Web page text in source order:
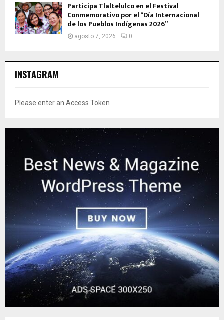
Participa Tlaltelulco en el Festival
Conmemorativo por el “Día Internacional
de los Pueblos Indígenas 2026”
agosto 7, 2026 0
INSTAGRAM
Please enter an Access Token